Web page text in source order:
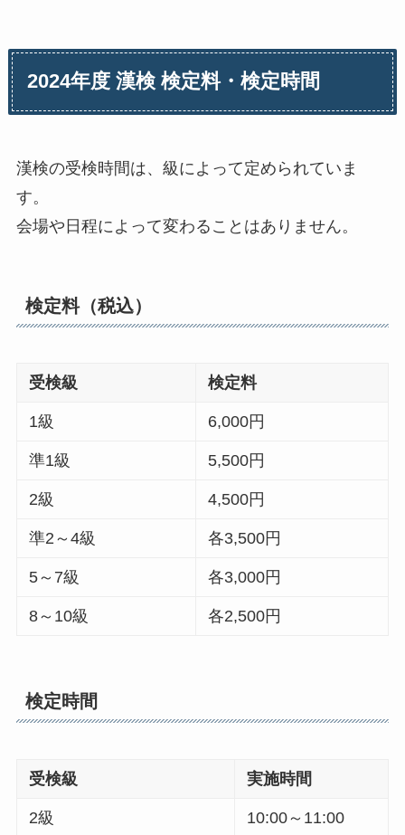
2024年度 漢検 検定料・検定時間
漢検の受検時間は、級によって定められていま
す。
会場や日程によって変わることはありません。
検定料（税込）
受検級 検定料
1級 6,000円
準1級 5,500円
2級 4,500円
準2～4級 各3,500円
5～7級 各3,000円
8～10級 各2,500円
検定時間
受検級 実施時間
2級 10:00～11:00